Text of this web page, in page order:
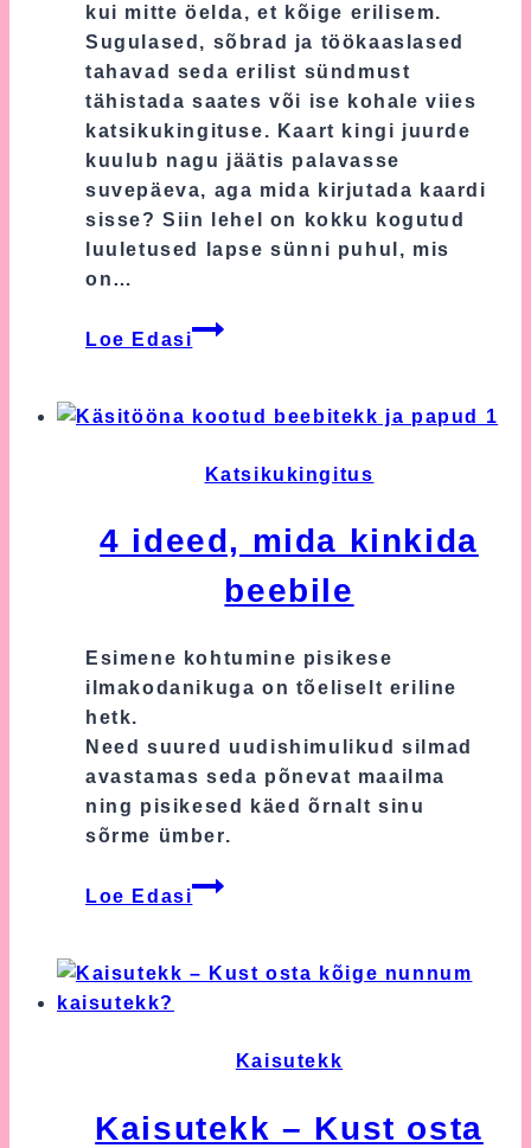
kui mitte öelda, et kõige erilisem.
Sugulased, sõbrad ja töökaaslased
tahavad seda erilist sündmust
tähistada saates või ise kohale viies
katsikukingituse. Kaart kingi juurde
kuulub nagu jäätis palavasse
suvepäeva, aga mida kirjutada kaardi
sisse? Siin lehel on kokku kogutud
luuletused lapse sünni puhul, mis
on…
Loe Edasi
Luuletused
puhul
Katsikukingitus
4 ideed, mida kinkida
beebile
Esimene kohtumine pisikese
ilmakodanikuga on tõeliselt eriline
hetk.
Need suured uudishimulikud silmad
avastamas seda põnevat maailma
ning pisikesed käed õrnalt sinu
sõrme ümber.
Loe Edasi
4
kinkida
Kaisutekk
Kaisutekk – Kust osta